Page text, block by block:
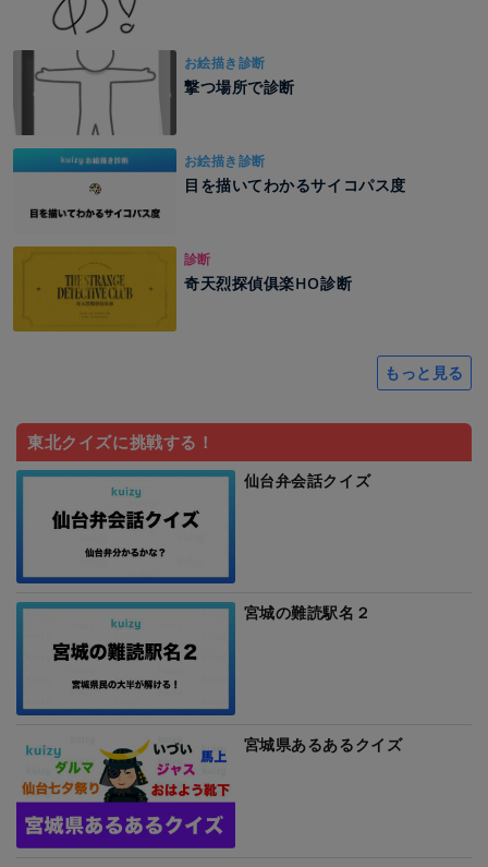
お絵描き診断
撃つ場所で診断
お絵描き診断
目を描いてわかるサイコパス度
診断
奇天烈探偵俱楽HO診断
もっと見る
東北クイズに挑戦する！
仙台弁会話クイズ
宮城の難読駅名２
宮城県あるあるクイズ